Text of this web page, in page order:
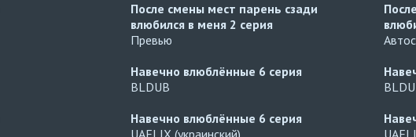
После смены мест парень сзади
влюбился в меня 2 серия
Превью
Навечно влюблённые 6 серия
BLDUB
Навечно влюблённые 6 серия
UAFLIX (украинский)